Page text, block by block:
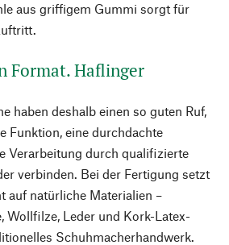
aus griffigem Gummi sorgt für
Format. Haflinger
haben deshalb einen so guten Ruf,
Funktion, eine durchdachte
Verarbeitung durch qualifizierte
verbinden. Bei der Fertigung setzt
auf natürliche Materialien –
Wollfilze, Leder und Kork-Latex-
Schuhmacherhandwerk.